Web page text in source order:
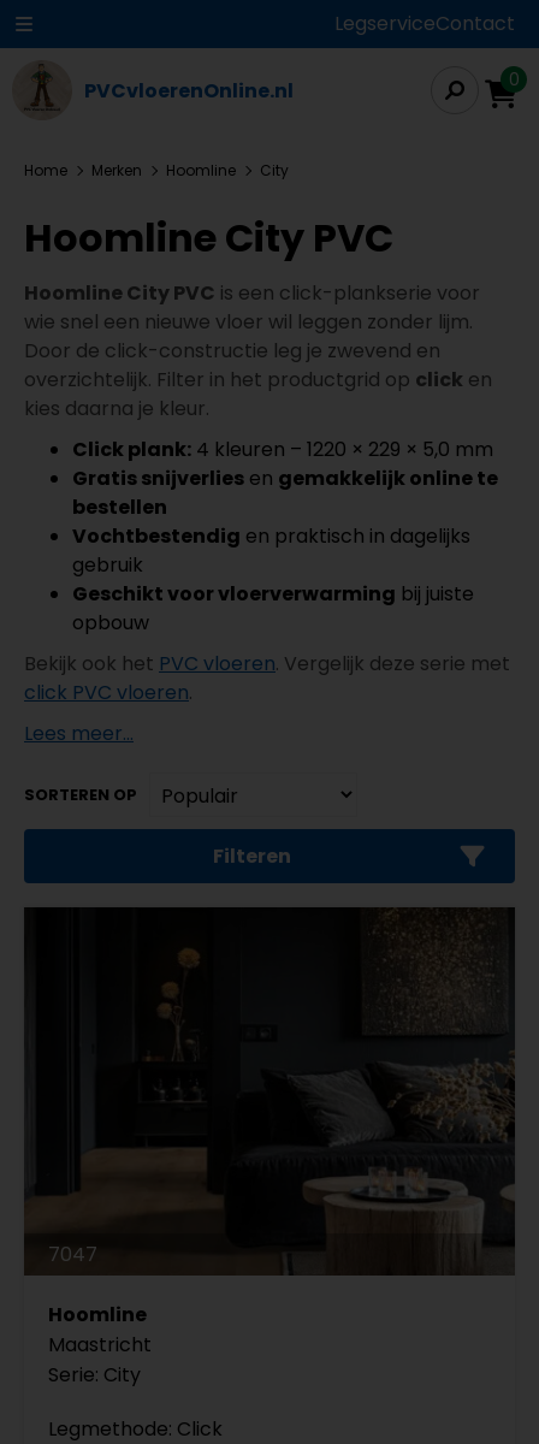
LegserviceContact
PVCvloerenOnline.nl 0
Home Merken Hoomline City
Hoomline City PVC
Hoomline City PVC is een click-plankserie voor
wie snel een nieuwe vloer wil leggen zonder lijm.
Door de click-constructie leg je zwevend en
overzichtelijk. Filter in het productgrid op click en
kies daarna je kleur.
Click plank: 4 kleuren – 1220 × 229 × 5,0 mm
Gratis snijverlies en gemakkelijk online te
bestellen
Vochtbestendig en praktisch in dagelijks
gebruik
Geschikt voor vloerverwarming bij juiste
opbouw
Bekijk ook het PVC vloeren. Vergelijk deze serie met
click PVC vloeren.
Lees meer...
SORTEREN OP
Filteren
7047
Hoomline
Maastricht
Serie: City
Legmethode: Click